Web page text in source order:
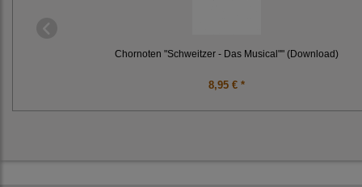
Chornoten "Schweitzer - Das Musical"" (Download)
8,95 € *